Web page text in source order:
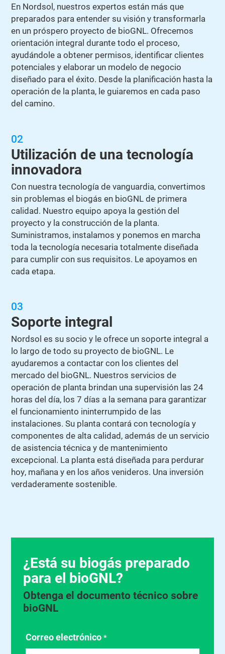
¿Está su biogás preparado
para el bioGNL?
Obtenga el documento técnico sobre
bioGNL
Correo electrónico*
En Nordsol, nuestros expertos están más que
preparados para entender su visión y transformarla
en un próspero proyecto de bioGNL. Ofrecemos
orientación integral durante todo el proceso,
ayudándole a obtener permisos, identificar clientes
potenciales y elaborar un modelo de negocio
diseñado para el éxito. Desde la planificación hasta la
operación de la planta, le guiaremos en cada paso
del camino.
02
Utilización de una tecnología
innovadora
Con nuestra tecnología de vanguardia, convertimos
sin problemas el biogás en bioGNL de primera
calidad. Nuestro equipo apoya la gestión del
proyecto y la construcción de la planta.
Suministramos, instalamos y ponemos en marcha
toda la tecnología necesaria totalmente diseñada
para cumplir con sus requisitos. Le apoyamos en
cada etapa.
03
Soporte integral
Nordsol es su socio y le ofrece un soporte integral a
lo largo de todo su proyecto de bioGNL. Le
ayudaremos a contactar con los clientes del
mercado del bioGNL. Nuestros servicios de
operación de planta brindan una supervisión las 24
horas del día, los 7 días a la semana para garantizar
el funcionamiento ininterrumpido de las
instalaciones. Su planta contará con tecnología y
componentes de alta calidad, además de un servicio
de asistencia técnica y de mantenimiento
excepcional. La planta está diseñada para perdurar
hoy, mañana y en los años venideros. Una inversión
verdaderamente sostenible.